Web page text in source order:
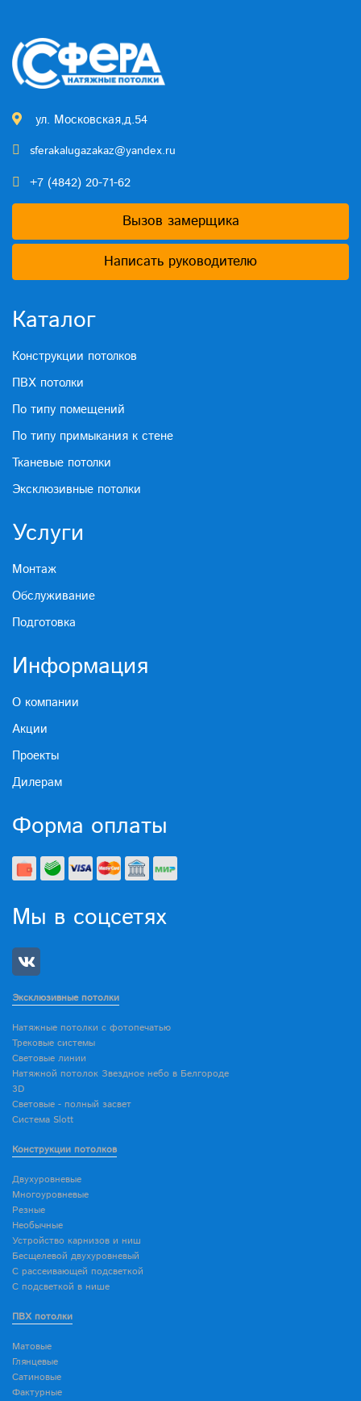
ул. Московская,д.54
sferakalugazakaz@yandex.ru
+7 (4842) 20-71-62
Вызов замерщика
Написать руководителю
Каталог
Конструкции потолков
ПВХ потолки
По типу помещений
По типу примыкания к стене
Тканевые потолки
Эксклюзивные потолки
Услуги
Монтаж
Обслуживание
Подготовка
Информация
О компании
Акции
Проекты
Дилерам
Форма оплаты
Мы в соцсетях
Эксклюзивные потолки
Натяжные потолки с фотопечатью
Трековые системы
Световые линии
Натяжной потолок Звездное небо в Белгороде
3D
Световые - полный засвет
Система Slott
Конструкции потолков
Двухуровневые
Многоуровневые
Резные
Необычные
Устройство карнизов и ниш
Бесщелевой двухуровневый
С рассеивающей подсветкой
С подсветкой в нише
ПВХ потолки
Матовые
Глянцевые
Сатиновые
Фактурные